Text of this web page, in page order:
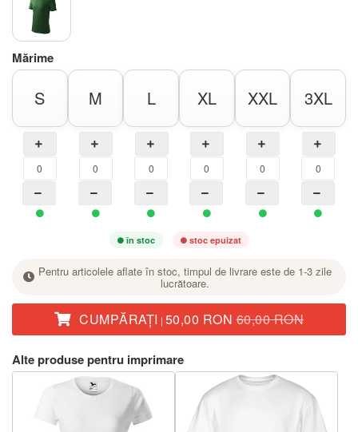
Mărime
S M L XL XXL 3XL
în stoc stoc epuizat
Pentru articolele aflate în stoc, timpul de livrare este de 1-3 zile
lucrătoare.
CUMPĂRAŢI | 50,00 RON60,00 RON
Alte produse pentru imprimare